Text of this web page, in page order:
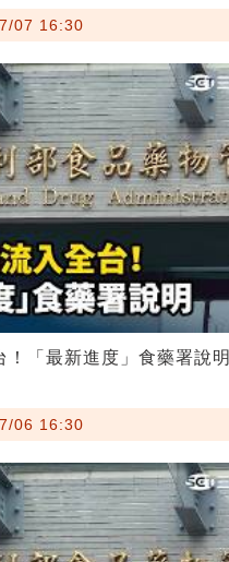
07 16:30
！「最新進度」食藥署說明
06 16:30